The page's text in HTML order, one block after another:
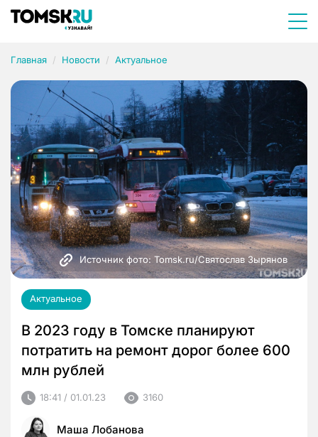
Главная Новости Актуальное
Источник фото: Tomsk.ru/Святослав Зырянов
Актуальное
В 2023 году в Томске планируют
потратить на ремонт дорог более 600
млн рублей
18:41 / 01.01.23 3160
Маша Лобанова